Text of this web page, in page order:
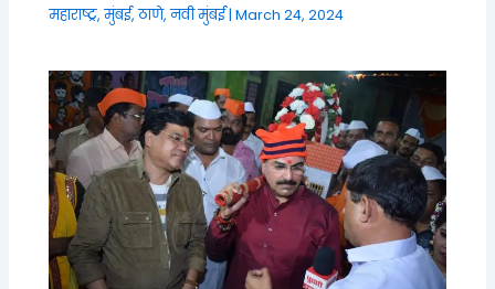
महाराष्ट्र,मुंबई, ठाणे, नवी मुंबई|March 24, 2024